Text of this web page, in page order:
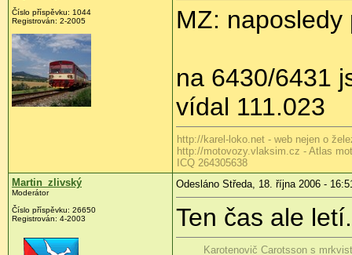
Číslo příspěvku: 1044
Registrován: 2-2005
MZ: naposledy
na 6430/6431
vídal 111.023
http://karel-loko.net - web nejen o
http://motovozy.vlaksim.cz - Atlas
ICQ 264305638
Martin_zlivský
Moderátor
Číslo příspěvku: 26650
Registrován: 4-2003
Odesláno Středa, 18. října 2006 -
Ten čas ale
Karotenovič Carotsson s